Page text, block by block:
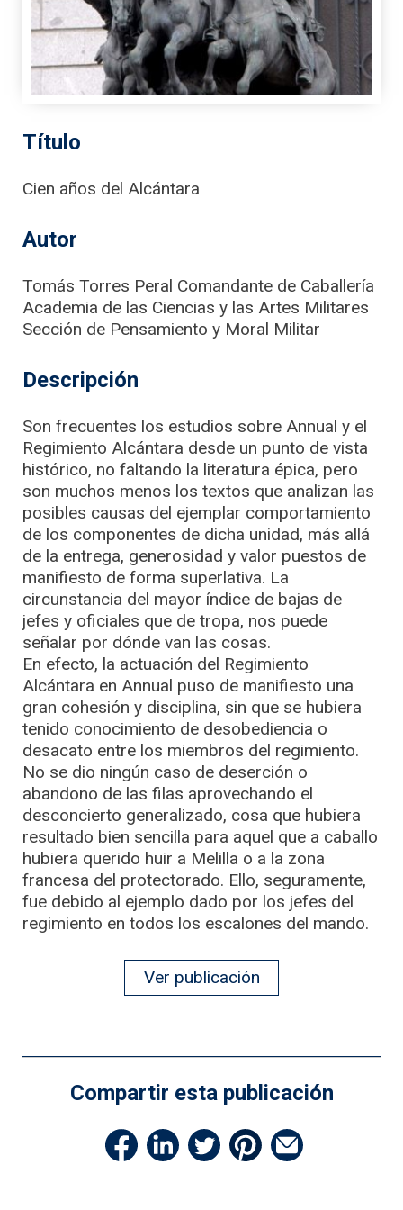
Título
Cien años del Alcántara
Autor
Tomás Torres Peral Comandante de Caballería
Academia de las Ciencias y las Artes Militares
Sección de Pensamiento y Moral Militar
Descripción
Son frecuentes los estudios sobre Annual y el
Regimiento Alcántara desde un punto de vista
histórico, no faltando la literatura épica, pero
son muchos menos los textos que analizan las
posibles causas del ejemplar comportamiento
de los componentes de dicha unidad, más allá
de la entrega, generosidad y valor puestos de
manifiesto de forma superlativa. La
circunstancia del mayor índice de bajas de
jefes y oficiales que de tropa, nos puede
señalar por dónde van las cosas.
En efecto, la actuación del Regimiento
Alcántara en Annual puso de manifiesto una
gran cohesión y disciplina, sin que se hubiera
tenido conocimiento de desobediencia o
desacato entre los miembros del regimiento.
No se dio ningún caso de deserción o
abandono de las filas aprovechando el
desconcierto generalizado, cosa que hubiera
resultado bien sencilla para aquel que a caballo
hubiera querido huir a Melilla o a la zona
francesa del protectorado. Ello, seguramente,
fue debido al ejemplo dado por los jefes del
regimiento en todos los escalones del mando.
Ver publicación
Compartir esta publicación